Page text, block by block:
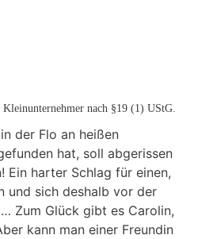
nach §19 (1) UStG.
der Flo an heißen
hat, soll abgerissen
harter Schlag für einen,
und sich deshalb vor der
Zum Glück gibt es Carolin,
kann man einer Freundin